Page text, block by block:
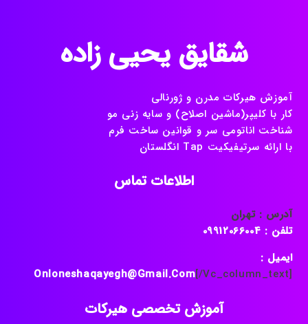
شقایق یحیی زاده
آموزش هیرکات مدرن و ژورنالی
کار با کلیپر(ماشین اصلاح) و سایه زنی مو
شناخت اناتومی سر و قوانین ساخت فرم
با ارائه سرتیفیکیت Tap انگلستان
اطلاعات تماس
آدرس : تهران
تلفن : 09912066004
ایمیل :
Onloneshaqayegh@gmail.com[/vc_column_text]
آموزش تخصصی هیرکات